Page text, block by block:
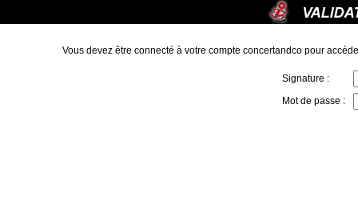
Vous devez être connecté à votre compte concertandco pour
Signature :
Mot de passe :